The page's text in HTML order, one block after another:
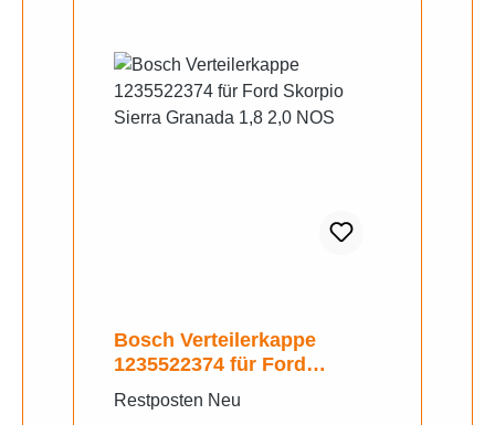
Bosch Verteilerkappe
1235522374 für Ford
Skorpio Sierra Granada 1,8
2,0 NOS
Restposten Neu